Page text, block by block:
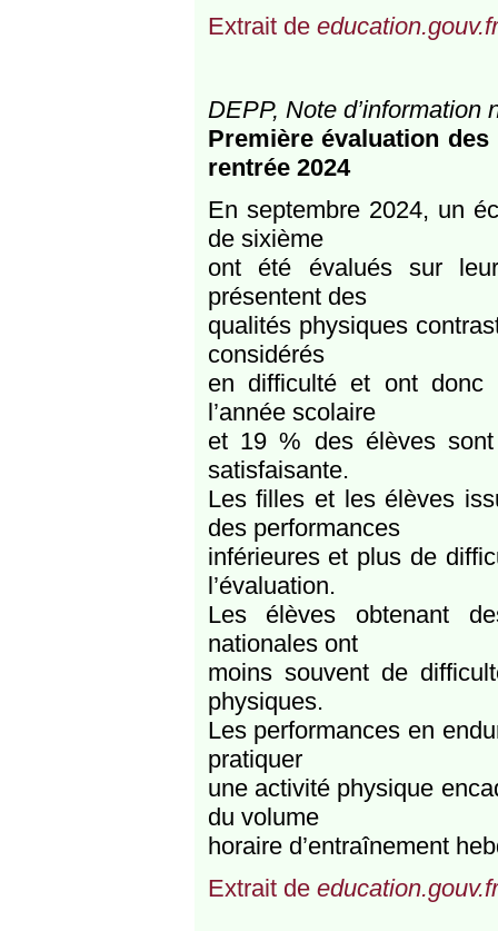
Extrait de education.gouv.fr
DEPP, Note d’information
Première évaluation
rentrée 2024
En septembre 2024, un
de sixième
ont été évalués sur
présentent des
qualités physiques
considérés
en difficulté et ont donc
l’année scolaire
et 19 % des élèves
satisfaisante.
Les filles et les élèves
des performances
inférieures et plus de
l’évaluation.
Les élèves obtenant
nationales ont
moins souvent de
physiques.
Les performances en
pratiquer
une activité physique
du volume
horaire d’entraînement
Extrait de education.gouv.fr